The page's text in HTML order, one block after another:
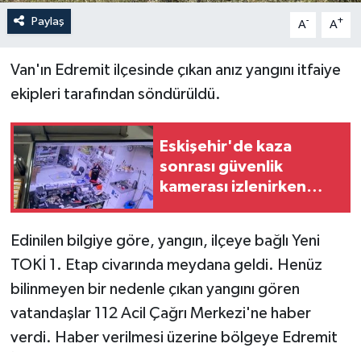
Paylaş A- A+
Van'ın Edremit ilçesinde çıkan anız yangını itfaiye
ekipleri tarafından söndürüldü.
Eskişehir'de kaza
sonrası güvenlik
kamerası izlenirken
Edinilen bilgiye göre, yangın, ilçeye bağlı Yeni
TOKİ 1. Etap civarında meydana geldi. Henüz
bilinmeyen bir nedenle çıkan yangını gören
vatandaşlar 112 Acil Çağrı Merkezi'ne haber
verdi. Haber verilmesi üzerine bölgeye Edremit